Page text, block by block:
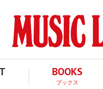
BOOKS
ブックス